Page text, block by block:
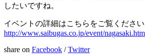
したいですね。
イベントの詳細はこちらをご覧ください
http://www.saibugas.co.jp/event/nagasaki.htm
share on Facebook /Twitter